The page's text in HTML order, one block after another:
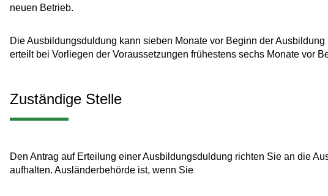
neuen Betrieb.
Die Ausbildungsduldung kann sieben Monate vor Beginn der
erteilt bei Vorliegen der Voraussetzungen frühestens sechs Monate vor
Zuständige Stelle
Den Antrag auf Erteilung einer Ausbildungsduldung richten Sie an die
aufhalten. Ausländerbehörde ist, wenn Sie